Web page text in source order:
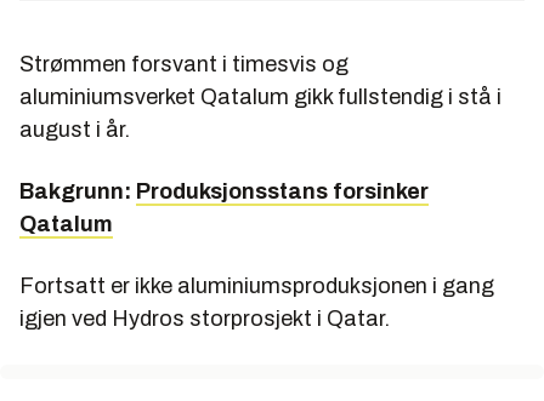
Strømmen forsvant i timesvis og
aluminiumsverket Qatalum gikk fullstendig i stå i
august i år.
Bakgrunn: Produksjonsstans forsinker
Qatalum
Fortsatt er ikke aluminiumsproduksjonen i gang
igjen ved Hydros storprosjekt i Qatar.